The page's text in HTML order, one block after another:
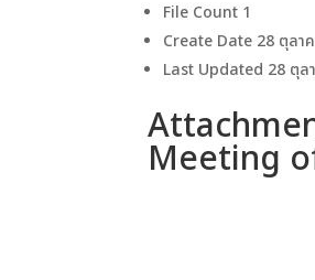
File Count 1
Create Date 28 ตุลา
Last Updated 28 ตุล
Meeting